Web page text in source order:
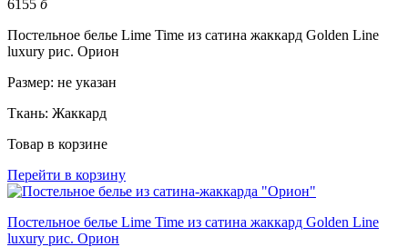
6155 б
Постельное белье Lime Time из сатина жаккард Golden Line
luxury рис. Орион
Размер: не указан
Ткань: Жаккард
Товар в корзине
Перейти в корзину
Постельное белье Lime Time из сатина жаккард Golden Line
luxury рис. Орион